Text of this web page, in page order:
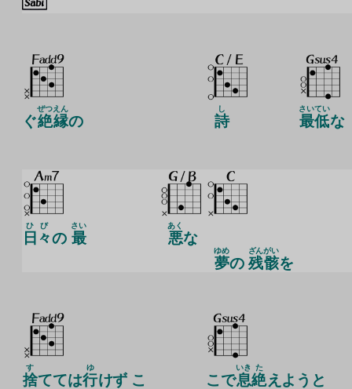
ぐ絶
ぜつ
縁
えん
の 詩
し
最低
さいてい
な
日々
ひび
の 最
さい
悪
あく
な
夢
ゆめ
の 残
ざん
骸
がい
を
捨
す
てては行
ゆ
けず こ こで息
いき
絶
た
えようと